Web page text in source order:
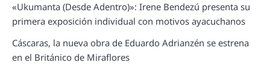
«Ukumanta (Desde Adentro)»: Irene Bendezú presenta su
primera exposición individual con motivos ayacuchanos
Cáscaras, la nueva obra de Eduardo Adrianzén se estrena
en el Británico de Miraflores